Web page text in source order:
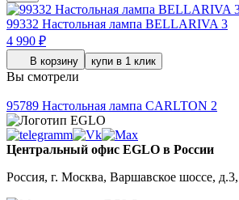
99332 Настольная лампа BELLARIVA 3
4 990 ₽
В корзину купи в 1 клик
Вы смотрели
95789 Настольная лампа CARLTON 2
Центральный офис EGLO в России
Россия, г. Москва, Варшавское шоссе,